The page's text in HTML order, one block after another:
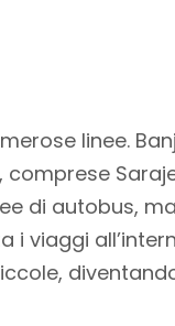
linee.
di autobus,
i viaggi